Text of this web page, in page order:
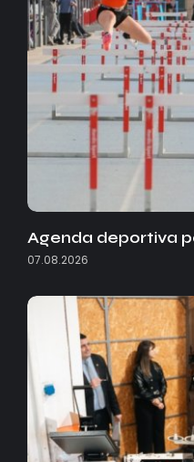
Agenda deportiva
07.08.2026